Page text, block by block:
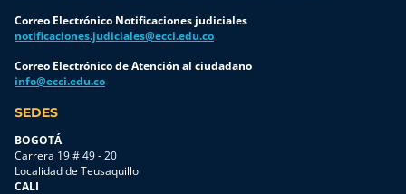
Correo Electrónico Notificaciones judiciales
notificaciones.judiciales@ecci.edu.co
Correo Electrónico de Atención al ciudadano
info@ecci.edu.co
SEDES
BOGOTÁ
Carrera 19 # 49 - 20
Localidad de Teusaquillo
CALI